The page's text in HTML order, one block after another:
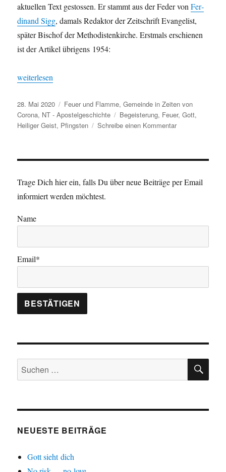
aktuellen Text gestossen. Er stammt aus der Fed­er vonFer­
di­nand Sigg, damals Redak­tor der Zeitschrift Evan­ge­list,
später Bischof der Methodis­tenkirche. Erst­mals erschienen
ist der Artikel übri­gens 1954:
„Der Christ im feuer­festen Anzug“
weit­er­lesen
Veröffentlicht
am
28. Mai 2020 Kategorien
Feuer und Flamme,Gemeinde in Zeiten von
Corona, NT - Apostelgeschichte Schlagwörter
Begeisterung, Feuer,Gott,
Heiliger Geist, Pfingsten Schreibe einen Kommentarzu
Anzug
Trage Dich hier ein, falls Du über neue Beiträge per Email
informiert werden möchtest.
Name
Email*
Suchen
nach:
NEUESTE BEITRÄGE
Gott sieht dich